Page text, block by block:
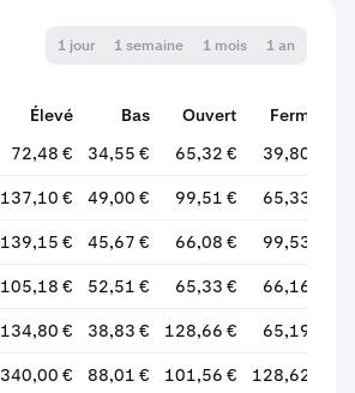
1 jour 1 semaine 1 mois 1 an
Élevé Bas Ouvert Fermer
72,48 € 34,55 € 65,32 € 39,80 €
137,10 € 49,00 € 99,51 € 65,33 €
139,15 € 45,67 € 66,08 € 99,53 €
105,18 € 52,51 € 65,33 € 66,16 €
134,80 € 38,83 € 128,66 € 65,19 €
340,00 € 88,01 € 101,56 € 128,62 €